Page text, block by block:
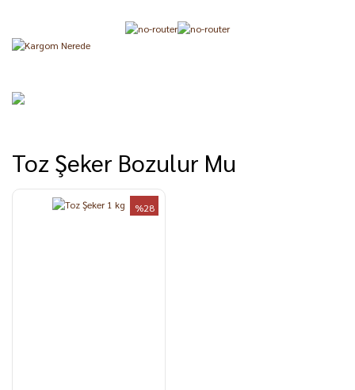
Toz Şeker Bozulur Mu
%28